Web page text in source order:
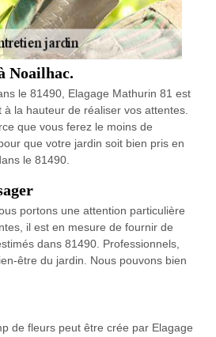
Noailhac.
le 81490, Elagage Mathurin 81 est
la hauteur de réaliser vos attentes.
que vous ferez le moins de
que votre jardin soit bien pris en
le 81490.
portons une attention particulière
il est en mesure de fournir de
dans 81490. Professionnels,
être du jardin. Nous pouvons bien
de fleurs peut être crée par Elagage